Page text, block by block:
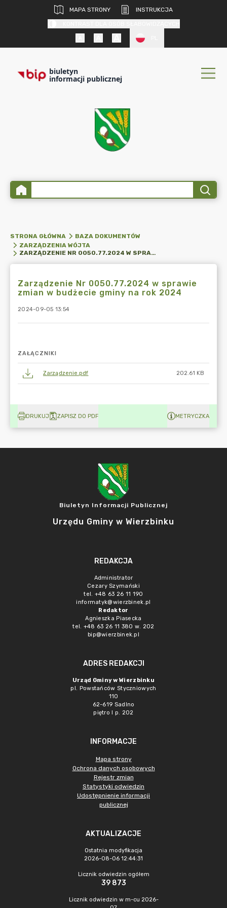
MAPA STRONY
INSTRUKCJA
biuletyn
informacji publicznej
STRONA GŁÓWNA
BAZA DOKUMENTÓW
ZARZĄDZENIA WÓJTA
ZARZĄDZENIE NR 0050.77.2024 W SPRAWIE ZMIAN W BUDŻECIE GMINY NA ROK 2024
Zarządzenie Nr 0050.77.2024 w sprawie
zmian w budżecie gminy na rok 2024
2024-09-05 13:54
ZAŁĄCZNIKI
Zarządzenie.pdf 202.61 KB
DRUKUJ ZAPISZ DO PDF METRYCZKA
Biuletyn Informacji Publicznej
Urzędu Gminy w Wierzbinku
REDAKCJA
Administrator
Cezary Szymański
tel. +48 63 26 11 190
informatyk@wierzbinek.pl
Redaktor
Agnieszka Piasecka
tel. +48 63 26 11 380 w. 202
bip@wierzbinek.pl
ADRES REDAKCJI
Urząd Gminy w Wierzbinku
pl. Powstańców Styczniowych
110
62-619 Sadlno
piętro I p. 202
INFORMACJE
Mapa strony
Ochrona danych osobowych
Rejestr zmian
Statystyki odwiedzin
Udostępnienie informacji
publicznej
AKTUALIZACJE
Ostatnia modyfikacja
2026-08-06 12:44:31
Licznik odwiedzin ogółem
39 873
Licznik odwiedzin w m-cu 2026-